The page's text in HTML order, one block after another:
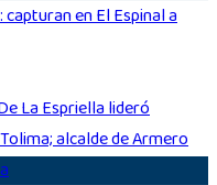
capturan en El Espinal a